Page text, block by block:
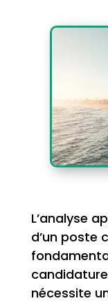
L’analyse
d’un poste
nécessite